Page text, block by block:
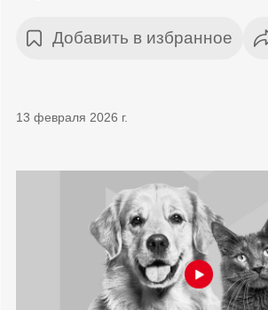
Добавить в избранное
13 февраля 2026 г.